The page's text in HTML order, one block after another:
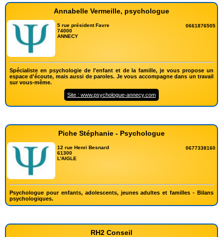
Annabelle Vermeille, psychologue
5 rue président Favre
74000
ANNECY
0661876505
Spécialiste en psychologie de l'enfant et de la famille, je vous propose un
espace d'écoute, mais aussi de paroles. Je vous accompagne dans un travail
sur vous-même.
Site : www.psychologue-annecy.com
Piche Stéphanie - Psychologue
12 rue Henri Besnard
61300
L'AIGLE
0677338160
Psychologue pour enfants, adolescents, jeunes adultes et familles - Bilans
psychologiques.
RH2 Conseil